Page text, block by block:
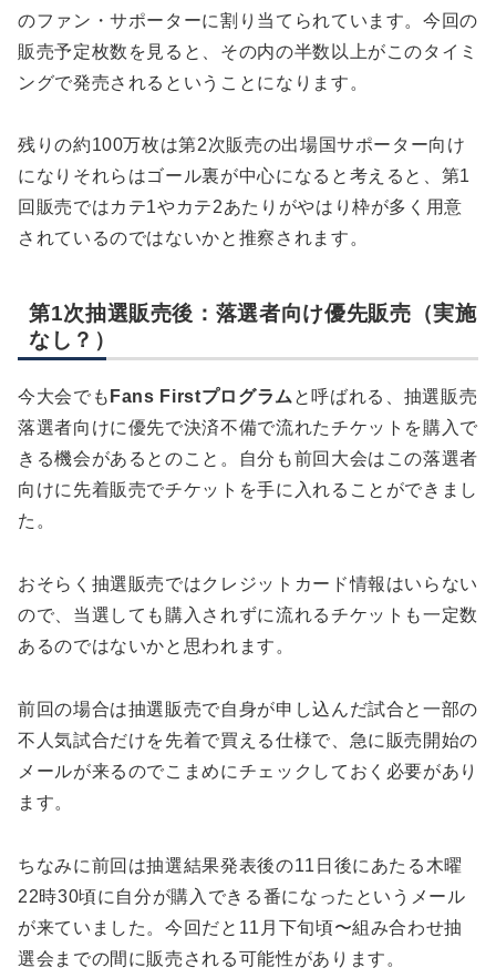
のファン・サポーターに割り当てられています。今回の
販売予定枚数を見ると、その内の半数以上がこのタイミ
ングで発売されるということになります。
残りの約100万枚は第2次販売の出場国サポーター向け
になりそれらはゴール裏が中心になると考えると、第1
回販売ではカテ1やカテ2あたりがやはり枠が多く用意
されているのではないかと推察されます。
第1次抽選販売後：落選者向け優先販売（実施
なし？）
今大会でも Fans Firstプログラム と呼ばれる、抽選販売
落選者向けに優先で決済不備で流れたチケットを購入で
きる機会があるとのこと。自分も前回大会はこの落選者
向けに先着販売でチケットを手に入れることができまし
た。
おそらく抽選販売ではクレジットカード情報はいらない
ので、当選しても購入されずに流れるチケットも一定数
あるのではないかと思われます。
前回の場合は抽選販売で自身が申し込んだ試合と一部の
不人気試合だけを先着で買える仕様で、急に販売開始の
メールが来るのでこまめにチェックしておく必要があり
ます。
ちなみに前回は抽選結果発表後の11日後にあたる木曜
22時30頃に自分が購入できる番になったというメール
が来ていました。今回だと11月下旬頃〜組み合わせ抽
選会までの間に販売される可能性があります。